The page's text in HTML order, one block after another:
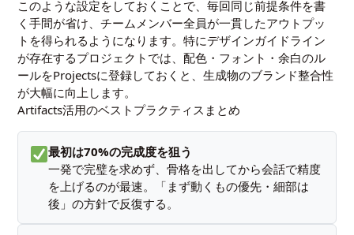
このような設定をしておくことで、毎回同じ前提条件を書
く手間が省け、チームメンバー全員が一貫したアウトプッ
トを得られるようになります。特にデザインガイドライン
が存在するプロジェクトでは、配色・フォント・余白のル
ールをProjectsに登録しておくと、生成物のブランド整合性
が大幅に向上します。
Artifacts活用のベストプラクティスまとめ
最初は70%の完成度を狙う
一発で完璧を求めず、骨格を出してから会話で精度
を上げるのが最速。「まず動くもの優先・細部は
後」の方針で反復する。